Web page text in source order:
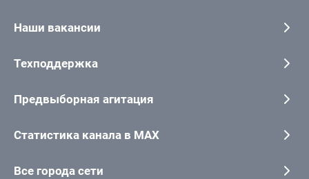
Наши вакансии
Техподдержка
Предвыборная агитация
Статистика канала в MAX
Все города сети